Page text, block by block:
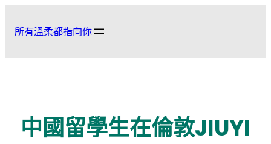
所有溫柔都指向你
中國留學生在倫敦JIUYI